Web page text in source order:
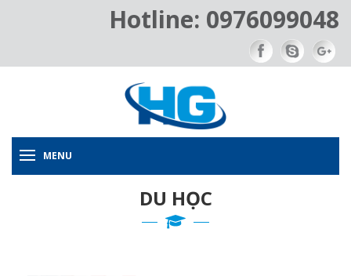
Hotline: 0976099048
MENU
DU HỌC